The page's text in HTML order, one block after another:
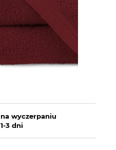
na wyczerpaniu
1-3 dni